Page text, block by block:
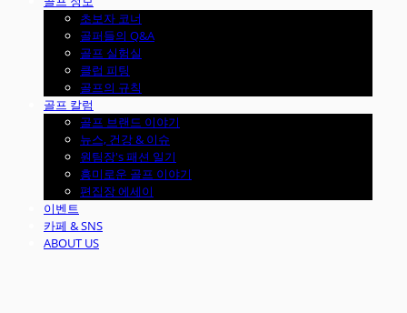
초보자 코너
골퍼들의 Q&A
골프 실험실
클럽 피팅
골프의 규칙
골프 칼럼
골프 브랜드 이야기
뉴스, 건강 & 이슈
원팀장's 패션 일기
흥미로운 골프 이야기
편집장 에세이
이벤트
카페 & SNS
ABOUT US